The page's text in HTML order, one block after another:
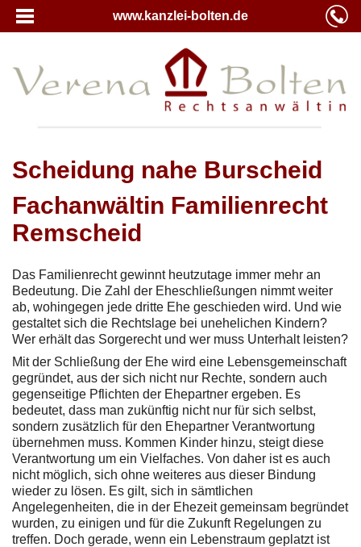
www.kanzlei-bolten.de
Scheidung nahe Burscheid
Fachanwältin Familienrecht
Remscheid
Das Familienrecht gewinnt heutzutage immer mehr an
Bedeutung. Die Zahl der Eheschließungen nimmt weiter
ab, wohingegen jede dritte Ehe geschieden wird. Und wie
gestaltet sich die Rechtslage bei unehelichen Kindern?
Wer erhält das Sorgerecht und wer muss Unterhalt leisten?
Mit der Schließung der Ehe wird eine Lebensgemeinschaft
gegründet, aus der sich nicht nur Rechte, sondern auch
gegenseitige Pflichten der Ehepartner ergeben. Es
bedeutet, dass man zukünftig nicht nur für sich selbst,
sondern zusätzlich für den Ehepartner Verantwortung
übernehmen muss. Kommen Kinder hinzu, steigt diese
Verantwortung um ein Vielfaches. Von daher ist es auch
nicht möglich, sich ohne weiteres aus dieser Bindung
wieder zu lösen. Es gilt, sich in sämtlichen
Angelegenheiten, die in der Ehezeit gemeinsam begründet
wurden, zu einigen und für die Zukunft Regelungen zu
treffen. Doch gerade, wenn ein Lebenstraum geplatzt ist